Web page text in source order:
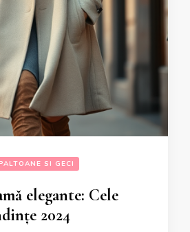
SI GECI
elegante: Cele
2024